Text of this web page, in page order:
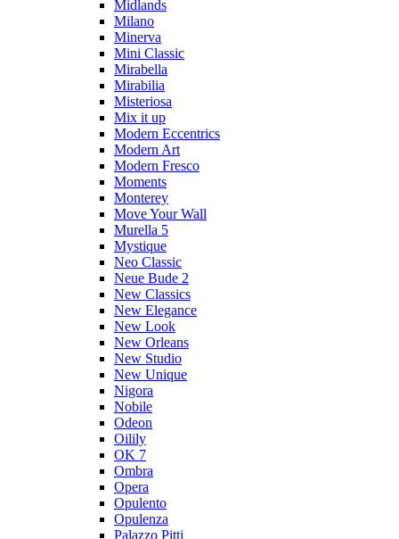
Midlands
Milano
Minerva
Mini Classic
Mirabella
Mirabilia
Misteriosa
Mix it up
Modern Eccentrics
Modern Art
Modern Fresco
Moments
Monterey
Move Your Wall
Murella 5
Mystique
Neo Classic
Neue Bude 2
New Classics
New Elegance
New Look
New Orleans
New Studio
New Unique
Nigora
Nobile
Odeon
Oilily
OK 7
Ombra
Opera
Opulento
Opulenza
Palazzo Pitti